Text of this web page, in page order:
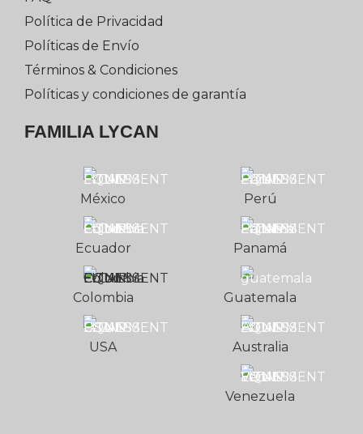
Política de Privacidad
Políticas de Envío
Términos & Condiciones
Políticas y condiciones de garantía
FAMILIA LYCAN
México
Ecuador
Colombia
USA
Perú
Panamá
Guatemala
Australia
Venezuela